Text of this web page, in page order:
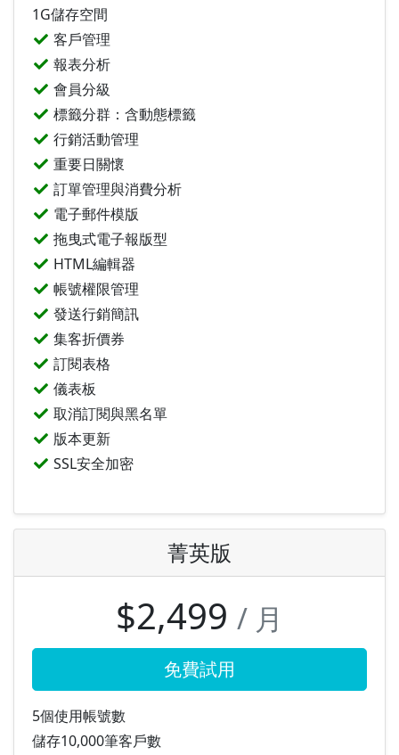
1G儲存空間
客戶管理
報表分析
會員分級
標籤分群：含動態標籤
行銷活動管理
重要日關懷
訂單管理與消費分析
電子郵件模版
拖曳式電子報版型
HTML編輯器
帳號權限管理
發送行銷簡訊
集客折價券
訂閱表格
儀表板
取消訂閱與黑名單
版本更新
SSL安全加密
菁英版
$2,499 / 月
免費試用
5個使用帳號數
儲存10,000筆客戶數